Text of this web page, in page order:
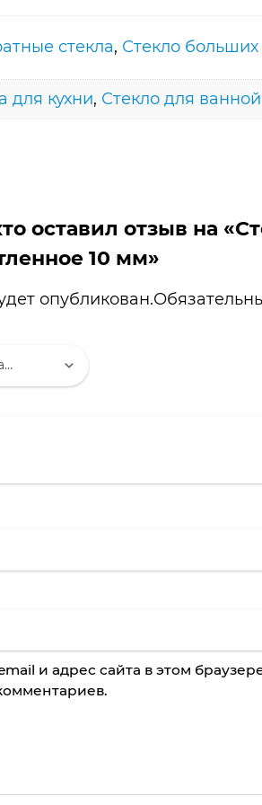
стекла, Стекло
для кухни, Стекло для ванной
оставил отзыв на
10 мм»
опубликован.
и адрес сайта в этом